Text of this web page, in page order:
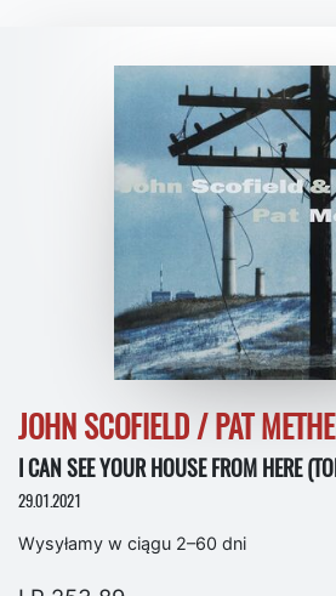
JOHN SCOFIELD / PAT
I CAN SEE YOUR HOUSE FROM HERE
29.01.2021
Wysyłamy w ciągu 2–60 dni